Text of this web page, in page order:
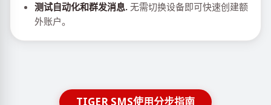
测试自动化和群发消息. 无需切换设备即可快速创建额
外账户。
TIGER SMS使用分步指南